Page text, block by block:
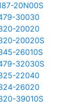
20N00S
30030
20020
20020S
26010S
32030S
22040
26020
39010S